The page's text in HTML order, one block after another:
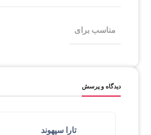
مناسب برای
دیدگاه و پرسش
تارا سپهوند